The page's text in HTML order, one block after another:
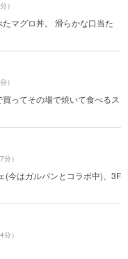
）
マグロ丼。 滑らかな口当た
）
ってその場で焼いて食べるス
分）
(今はガルパンとコラボ中)、3F
分）